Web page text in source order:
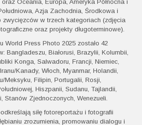
Oceania, Europa, Ameryka Północna i
Azja Zachodnia, Środkowa i
zwycięzców w trzech kategoriach (zdjęcia
oraz projekty długoterminowe).
World Press Photo 2025 zostało 42
Bangladeszu, Białorusi, Brazylii, Kolumbii,
Konga, Salwadoru, Francji, Niemiec,
Kanady, Włoch, Myanmar, Holandii,
Meksyku, Filipin, Portugalii, Rosji,
Hiszpanii, Sudanu, Tajlandii,
Stanów Zjednoczonych, Wenezueli.
siłę fotoreportażu i fotografii
zrozumienia, promowaniu dialogu i